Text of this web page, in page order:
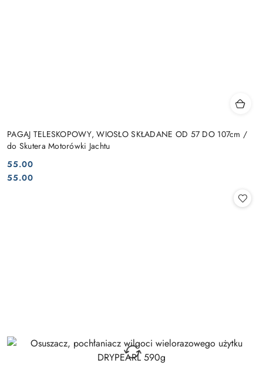
PAGAJ TELESKOPOWY, WIOSŁO SKŁADANE OD 57 DO 107cm /
do Skutera Motorówki Jachtu
Cena:
55.00
Cena:
55.00